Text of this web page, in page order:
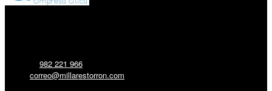
982 221 966
correo@millarestorron.com